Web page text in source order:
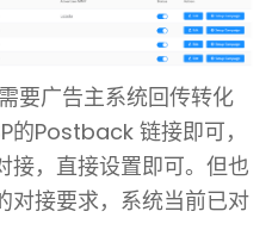
要广告主系统回传转化
的Postback 链接即可，
接，直接设置即可。但也
对接要求，系统当前已对